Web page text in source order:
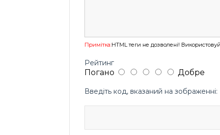
Примітка:HTML теги не дозволені!
Рейтинг
Погано Добре
Введіть код, вказаний на зображенні: